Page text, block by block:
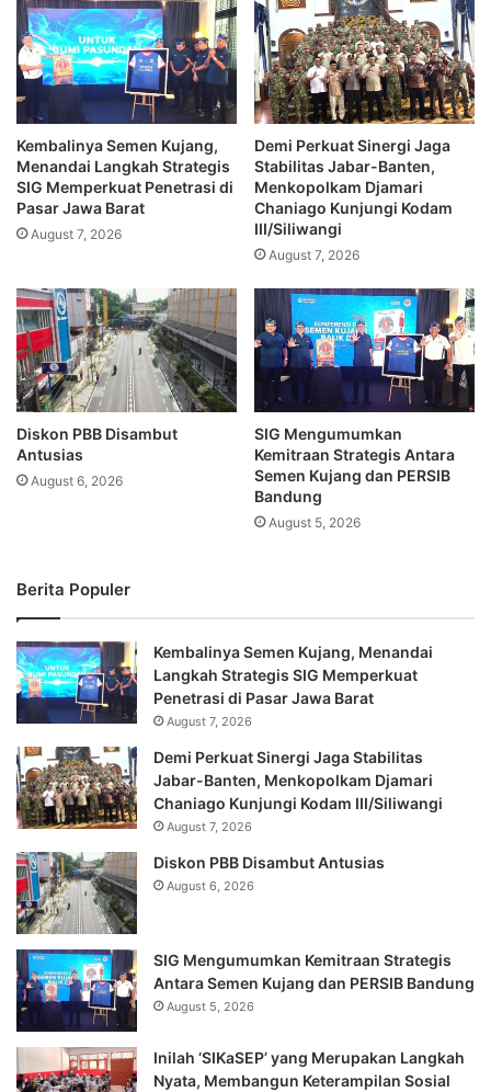
Kembalinya Semen Kujang,
Menandai Langkah Strategis
SIG Memperkuat Penetrasi di
Pasar Jawa Barat
August 7, 2026
Demi Perkuat Sinergi Jaga
Stabilitas Jabar-Banten,
Menkopolkam Djamari
Chaniago Kunjungi Kodam
III/Siliwangi
August 7, 2026
Diskon PBB Disambut
Antusias
August 6, 2026
SIG Mengumumkan
Kemitraan Strategis Antara
Semen Kujang dan PERSIB
Bandung
August 5, 2026
Berita Populer
Kembalinya Semen Kujang, Menandai
Langkah Strategis SIG Memperkuat
Penetrasi di Pasar Jawa Barat
August 7, 2026
Demi Perkuat Sinergi Jaga Stabilitas
Jabar-Banten, Menkopolkam Djamari
Chaniago Kunjungi Kodam III/Siliwangi
August 7, 2026
Diskon PBB Disambut Antusias
August 6, 2026
SIG Mengumumkan Kemitraan Strategis
Antara Semen Kujang dan PERSIB Bandung
August 5, 2026
Inilah ‘SIKaSEP’ yang Merupakan Langkah
Nyata, Membangun Keterampilan Sosial